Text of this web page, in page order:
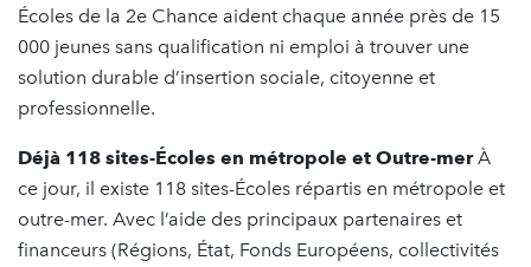
Écoles de la 2e Chance aident chaque année près de 15
000 jeunes sans qualification ni emploi à trouver une
solution durable d’insertion sociale, citoyenne et
professionnelle.
Déjà 118 sites-Écoles en métropole et Outre-merÀ
ce jour, il existe 118 sites-Écoles répartis en métropole et
outre-mer. Avec l’aide des principaux partenaires et
financeurs (Régions, État, Fonds Européens, collectivités